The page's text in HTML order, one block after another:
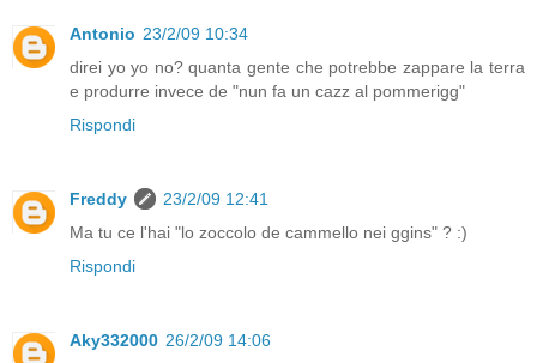
Antonio 23/2/09 10:34
direi yo yo no? quanta gente che potrebbe zappare la terra
e produrre invece de "nun fa un cazz al pommerigg"
Rispondi
Freddy
23/2/09 12:41
Ma tu ce l'hai "lo zoccolo de cammello nei ggins" ? :)
Rispondi
Aky332000 26/2/09 14:06